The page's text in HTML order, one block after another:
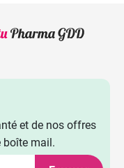
et de nos offres
boîte mail.